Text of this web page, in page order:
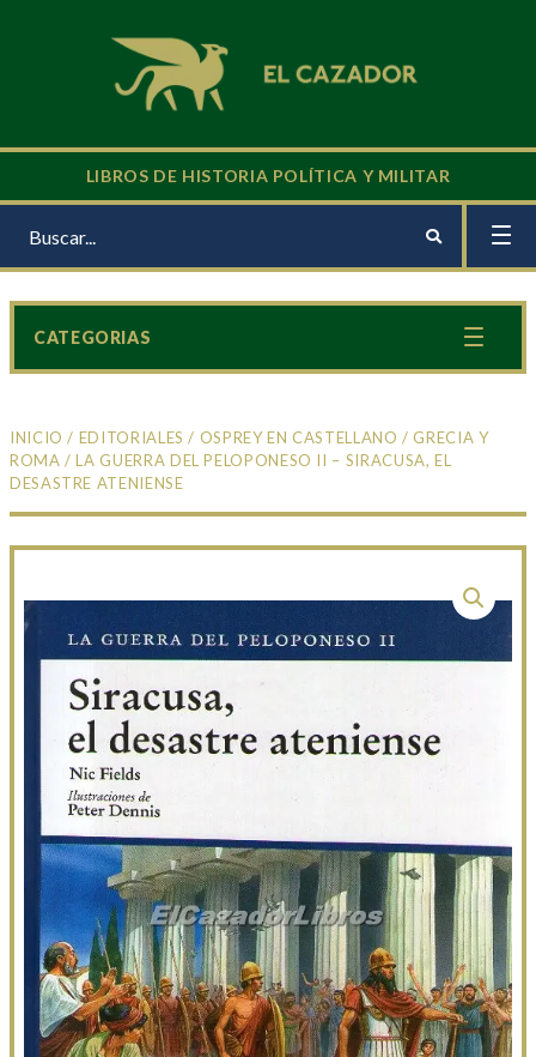
LIBROS DE HISTORIA POLÍTICA Y MILITAR
INICIO / EDITORIALES / OSPREY EN CASTELLANO / GRECIA Y
ROMA / LA GUERRA DEL PELOPONESO II – SIRACUSA, EL
DESASTRE ATENIENSE
CATEGORIAS